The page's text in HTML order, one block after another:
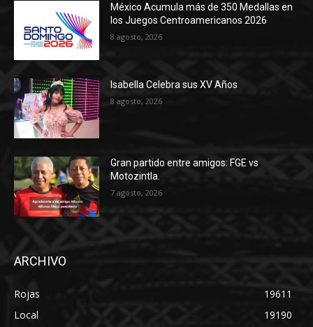
México Acumula más de 350 Medallas en
los Juegos Centroamericanos 2026
8 agosto, 2026
Isabella Celebra sus XV Años
8 agosto, 2026
Gran partido entre amigos: FGE vs
Motozintla.
7 agosto, 2026
ARCHIVO
Rojas
19611
Local
19190